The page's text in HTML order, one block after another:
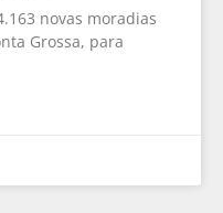
novas moradias
Grossa, para